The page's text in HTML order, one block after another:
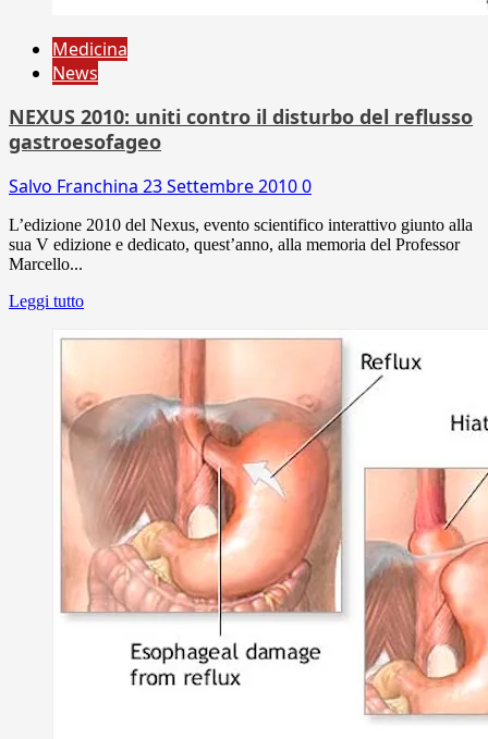
Medicina
News
NEXUS 2010: uniti contro il disturbo del reflusso
gastroesofageo
Salvo Franchina 23 Settembre 20100
L’edizione 2010 del Nexus, evento scientifico interattivo giunto alla
sua V edizione e dedicato, quest’anno, alla memoria del Professor
Marcello...
Leggi tutto